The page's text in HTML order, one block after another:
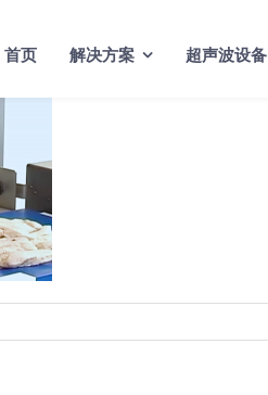
首页 解决方案 超声波设备